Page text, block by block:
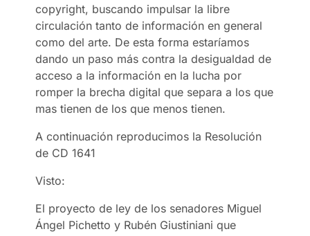
copyright, buscando impulsar la libre
circulación tanto de información en general
como del arte. De esta forma estaríamos
dando un paso más contra la desigualdad de
acceso a la información en la lucha por
romper la brecha digital que separa a los que
mas tienen de los que menos tienen.
A continuación reproducimos la Resolución
de CD 1641
Visto:
El proyecto de ley de los senadores Miguel
Ángel Pichetto y Rubén Giustiniani que